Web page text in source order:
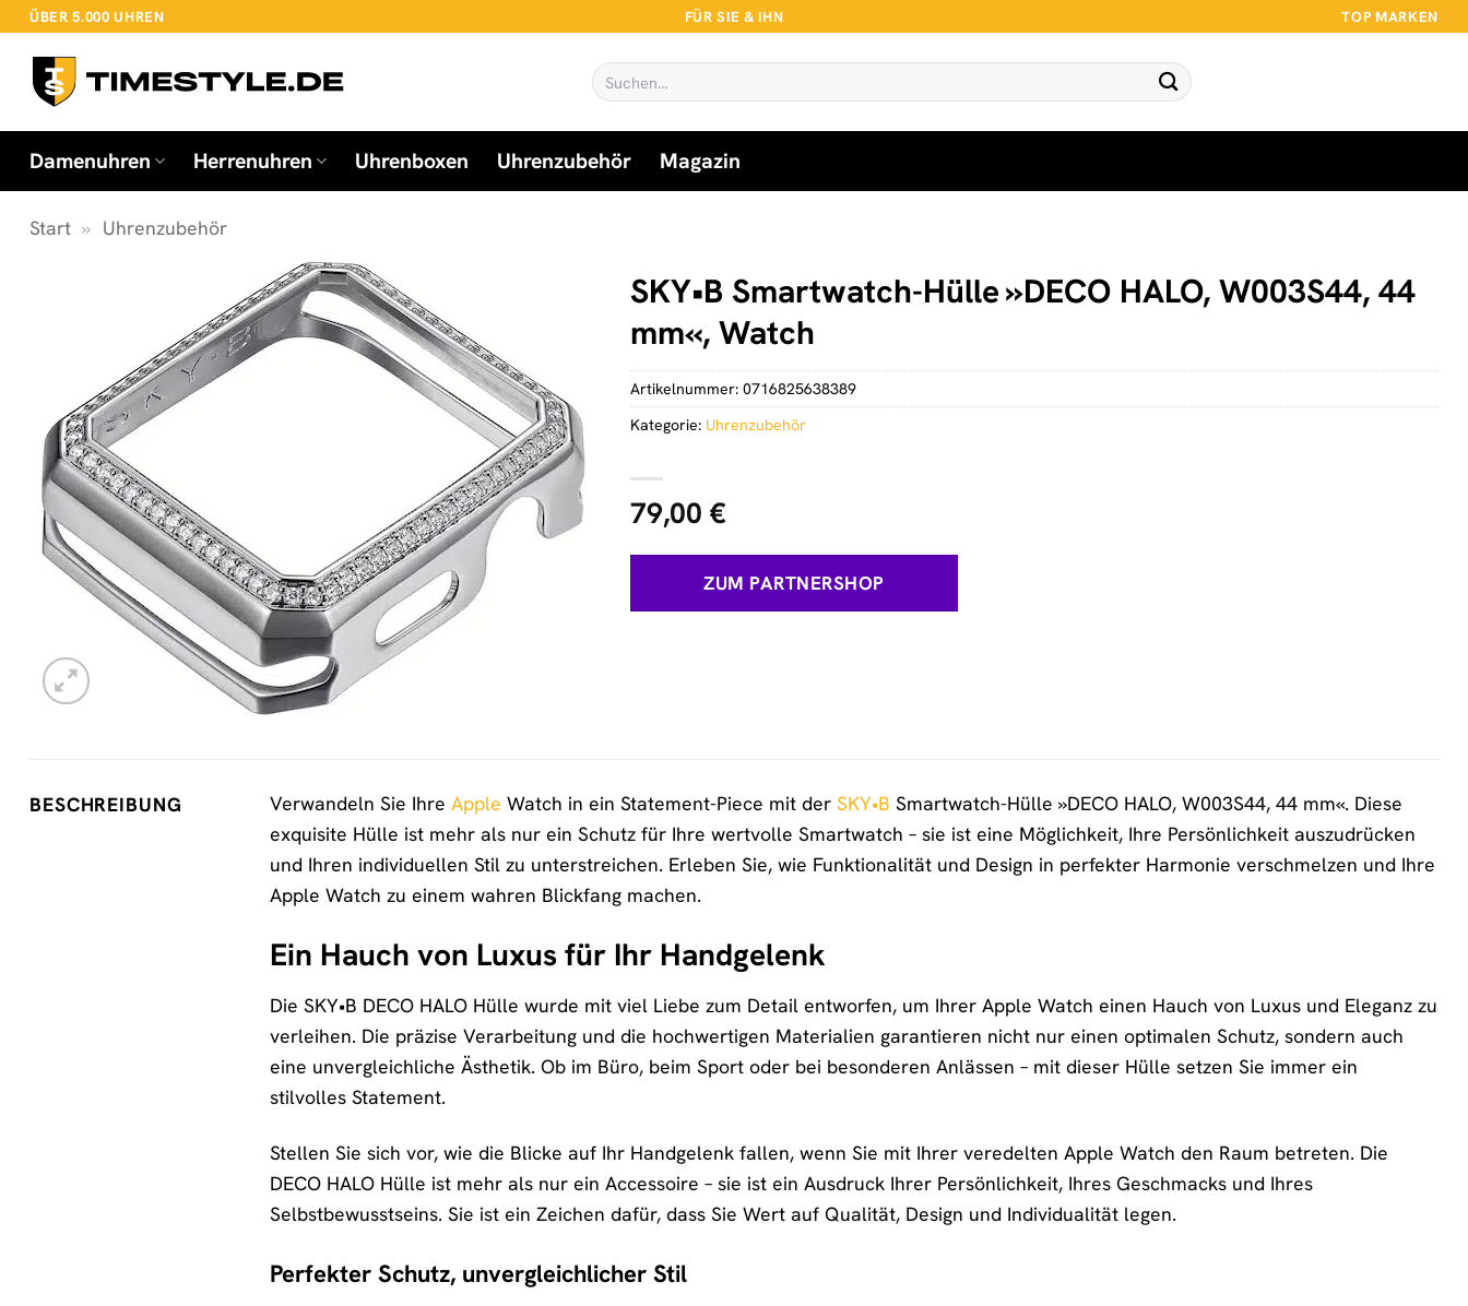
Zum
springen
ÜBER 5.000 UHREN FÜR SIE & IHN TOP MARKEN
Suchen
nach:
Damenuhren Herrenuhren Uhrenboxen Uhrenzubehör Magazin
Start » Uhrenzubehör
SKY•B Smartwatch-Hülle »DECO HALO, W003S44, 44
mm«, Watch
79,00 €
ZUM PARTNERSHOP
Artikelnummer: 0716825638389
Kategorie: Uhrenzubehör
BESCHREIBUNG Verwandeln Sie Ihre Apple Watch in ein Statement-Piece mit der SKY•B Smartwatch-Hülle »DECO HALO, W003S44, 44 mm«. Diese
exquisite Hülle ist mehr als nur ein Schutz für Ihre wertvolle Smartwatch – sie ist eine Möglichkeit, Ihre Persönlichkeit auszudrücken
und Ihren individuellen Stil zu unterstreichen. Erleben Sie, wie Funktionalität und Design in perfekter Harmonie verschmelzen und Ihre
Apple Watch zu einem wahren Blickfang machen.
Ein Hauch von Luxus für Ihr Handgelenk
Die SKY•B DECO HALO Hülle wurde mit viel Liebe zum Detail entworfen, um Ihrer Apple Watch einen Hauch von Luxus und Eleganz zu
verleihen. Die präzise Verarbeitung und die hochwertigen Materialien garantieren nicht nur einen optimalen Schutz, sondern auch
eine unvergleichliche Ästhetik. Ob im Büro, beim Sport oder bei besonderen Anlässen – mit dieser Hülle setzen Sie immer ein
stilvolles Statement.
Stellen Sie sich vor, wie die Blicke auf Ihr Handgelenk fallen, wenn Sie mit Ihrer veredelten Apple Watch den Raum betreten. Die
DECO HALO Hülle ist mehr als nur ein Accessoire – sie ist ein Ausdruck Ihrer Persönlichkeit, Ihres Geschmacks und Ihres
Selbstbewusstseins. Sie ist ein Zeichen dafür, dass Sie Wert auf Qualität, Design und Individualität legen.
Perfekter Schutz, unvergleichlicher Stil